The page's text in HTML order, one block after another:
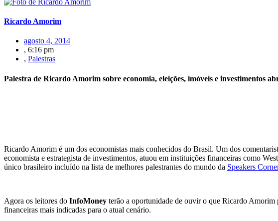
Ricardo Amorim
agosto 4, 2014
, 6:16 pm
, Palestras
Palestra de Ricardo Amorim sobre economia, eleições, imóveis e investimentos
Ricardo Amorim é um dos economistas mais conhecidos do Brasil. Um dos
economista e estrategista de investimentos, atuou em instituições financeiras como
único brasileiro incluído na lista de melhores palestrantes do mundo da Speakers
Agora os leitores do InfoMoney terão a oportunidade de ouvir o que Ricardo Amorim
financeiras mais indicadas para o atual cenário.